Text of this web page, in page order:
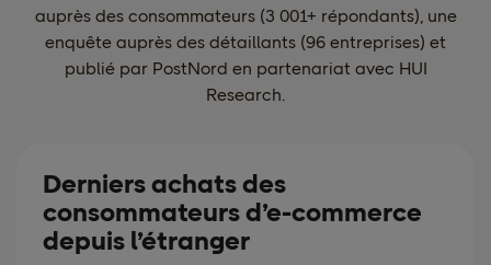
auprès des consommateurs (3 001+ répondants), une
enquête auprès des détaillants (96 entreprises) et
publié par PostNord en partenariat avec HUI
Research.
Derniers achats des
consommateurs d’e-commerce
depuis l’étranger